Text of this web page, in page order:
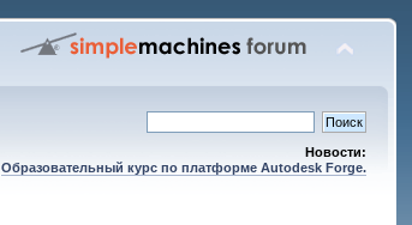
Новости:
Образовательный курс по платформе Autodesk Forge.